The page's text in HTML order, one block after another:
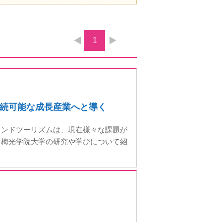
1
可能な成長産業へと導く
ドツーリズムは、現在様々な課題が
光学院大学の研究や学びについて紹